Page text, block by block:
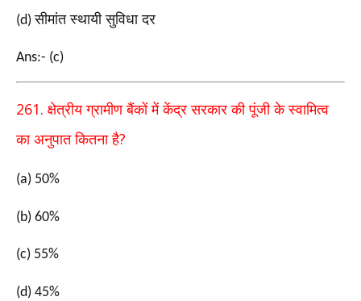
(d)सीमांत स्थायी सुविधा दर
Ans:- (c)
261. क्षेत्रीय ग्रामीण बैंकों में केंद्र सरकार की पूंजी के स्वामित्व
का अनुपात कितना है?
(a) 50%
(b) 60%
(c) 55%
(d) 45%